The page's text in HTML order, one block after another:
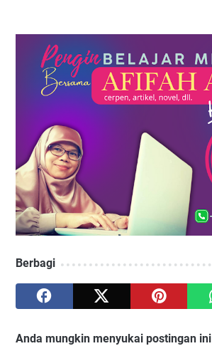
Berbagi
Anda mungkin menyukai postingan ini